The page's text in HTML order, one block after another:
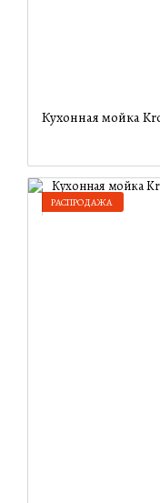
РАСПРОДАЖА